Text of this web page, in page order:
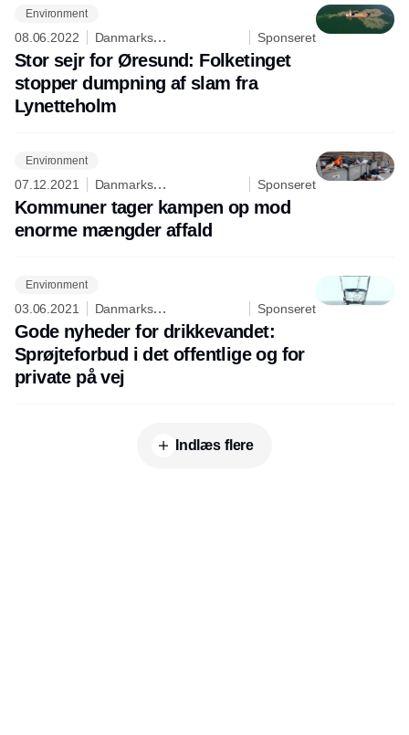
Environment
08.06.2022
Danmarks
Naturfredningsforening
Sponseret
Stor sejr for Øresund: Folketinget
stopper dumpning af slam fra
Lynetteholm
Environment
07.12.2021
Danmarks
Naturfredningsforening
Sponseret
Kommuner tager kampen op mod
enorme mængder affald
Environment
03.06.2021
Danmarks
Naturfredningsforening
Sponseret
Gode nyheder for drikkevandet:
Sprøjteforbud i det offentlige og for
private på vej
Indlæs flere